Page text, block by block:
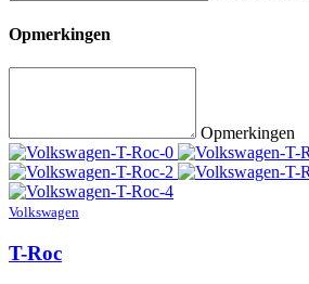
Opmerkingen
Opmerkingen
Volkswagen
T-Roc